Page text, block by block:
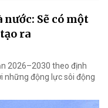
Sẽ có một
ra
2026–2030 theo định
những động lực sôi động